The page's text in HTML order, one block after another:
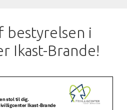
bestyrelsen i
Ikast-Brande!